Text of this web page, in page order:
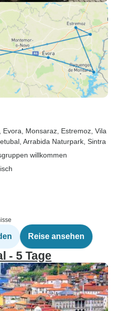
, Evora , Monsaraz , Estremoz , Vila
, Arrabida Naturpark , Sintra
willkommen
Reise ansehen
- 5 Tage